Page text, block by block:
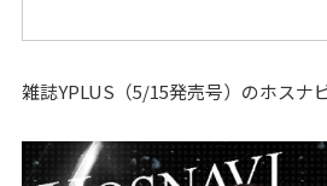
雑誌YPLUS（5/15発売号）のホスナ